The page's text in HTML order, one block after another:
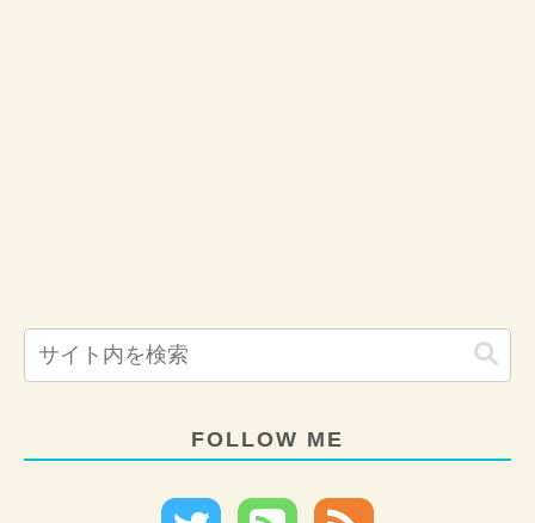
FOLLOW ME